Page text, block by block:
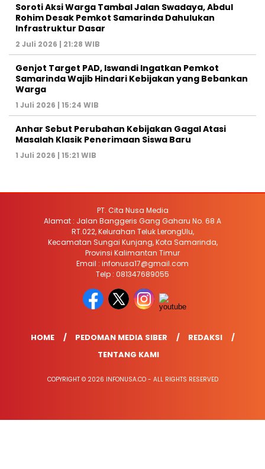
Soroti Aksi Warga Tambal Jalan Swadaya, Abdul
Rohim Desak Pemkot Samarinda Dahulukan
Infrastruktur Dasar
2 Juli 2026 | 21:28 WIB
Genjot Target PAD, Iswandi Ingatkan Pemkot
Samarinda Wajib Hindari Kebijakan yang Bebankan
Warga
1 Juli 2026 | 15:24 WIB
Anhar Sebut Perubahan Kebijakan Gagal Atasi
Masalah Klasik Penerimaan Siswa Baru
1 Juli 2026 | 15:21 WIB
PT. Cita Nusa Media
Alamat : Jalan Banggeris Gang Gaharu No. 68 A
RT.022, Kelurahan Teluk LerongUlu,
Kecamatan Sungai Kunjang, Kota Samarinda,
Provinsi Kalimantan Timur
Email : infonusa17@gmail.com
Telp : 081347689055
HOME PEDOMAN MEDIA SIBER
REDAKSI
TENTANG KAMI
COPYRIGHT © 2026 INFONUSA.CO - ALL RIGHTS RESERVED